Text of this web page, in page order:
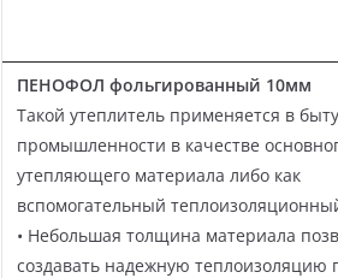
ПЕНОФОЛ фольгированный 10мм
Такой утеплитель применяется в
промышленности в качестве
утепляющего материала либо как
вспомогательный
• Небольшая толщина материала
создавать надежную